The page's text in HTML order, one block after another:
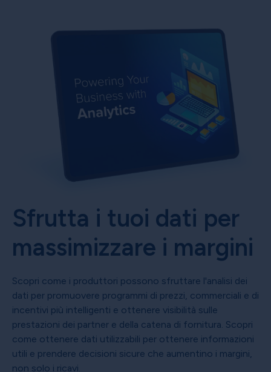
Sfrutta i tuoi dati per
massimizzare i margini
Scopri come i produttori possono sfruttare l'analisi dei
dati per promuovere programmi di prezzi, commerciali e di
incentivi più intelligenti e ottenere visibilità sulle
prestazioni dei partner e della catena di fornitura. Scopri
come ottenere dati utilizzabili per ottenere informazioni
utili e prendere decisioni sicure che aumentino i margini,
non solo i ricavi.